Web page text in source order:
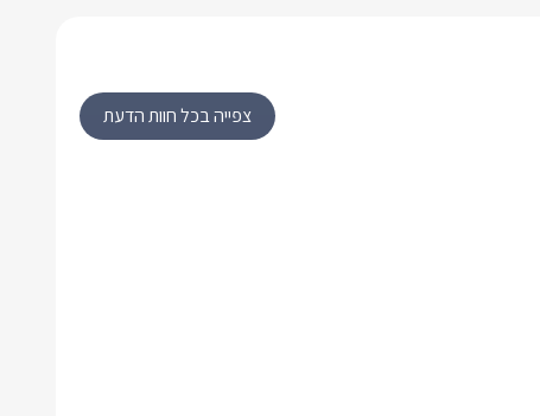
צפייה בכל חוות הדעת